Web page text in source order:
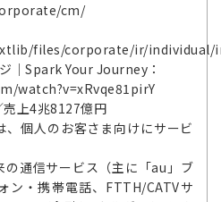
cm/
files/corporate/ir/individual/
｜Spark Your Journey：
watch?v=xRvqe81pirY
上4兆8127億円
、個人のお客さま向けにサービ
の通信サービス（主に「au」ブ
ン・携帯電話、FTTH/CATVサ